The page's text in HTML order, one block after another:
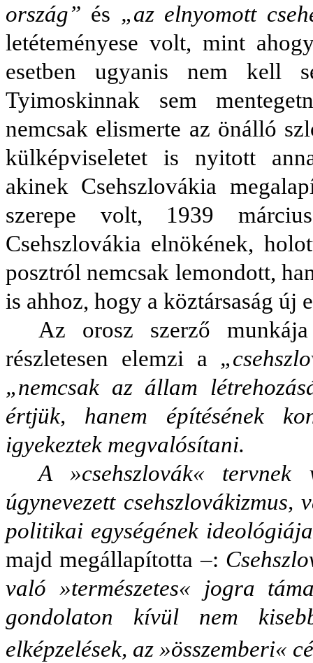
ország” és „az elnyomott
letéteményese volt, mint
esetben ugyanis nem kell
Tyimoskinnak sem
nemcsak elismerte az önálló
külképviseletet is nyitott
akinek Csehszlovákia
szerepe volt, 1939
Csehszlovákia elnökének,
posztról nemcsak lemondott,
is ahhoz, hogy a köztársaság új
Az orosz szerző
részletesen elemzi a
„nemcsak az állam
értjük, hanem építésének
igyekeztek megvalósítani.
A »csehszlovák«
úgynevezett
politikai egységének ideológiája
majd megállapította –:
való »természetes« jogra
gondolaton kívül nem
elképzelések, az »összemberi«